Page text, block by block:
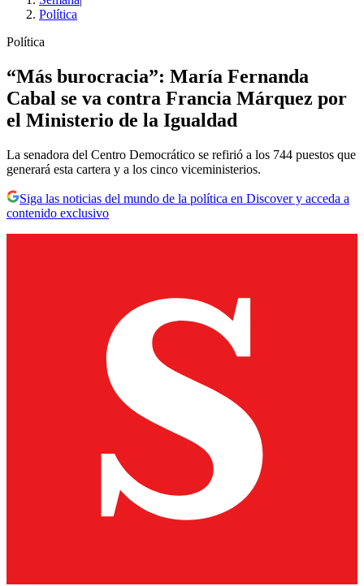
Política
Política
“Más burocracia”: María Fernanda
Cabal se va contra Francia Márquez por
el Ministerio de la Igualdad
La senadora del Centro Democrático se refirió a los 744 puestos que
generará esta cartera y a los cinco viceministerios.
Siga las noticias del mundo de la política en Discover y acceda a
contenido exclusivo